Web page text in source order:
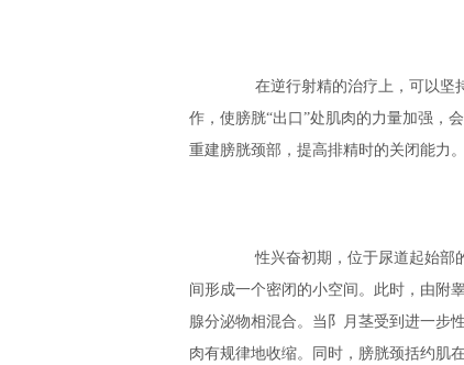
在逆行射精的治疗上，可以坚持
作，使膀胱“出口”处肌肉的力量加强，
重建膀胱颈部，提高排精时的关闭能力。
性兴奋初期，位于尿道起始部的
间形成一个密闭的小空间。此时，由附
腺分泌物相混合。当阝月茎受到进一步
肉有规律地收缩。同时，膀胱颈括约肌